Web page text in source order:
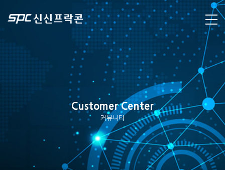
Customer Center
커뮤니티